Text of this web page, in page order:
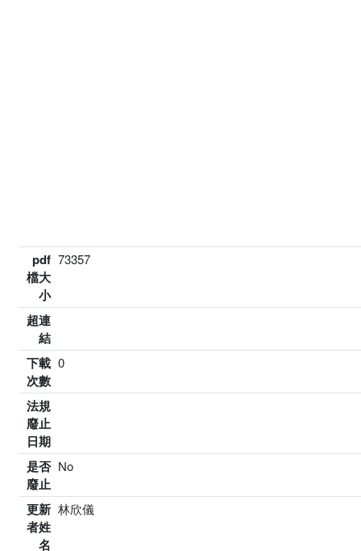
pdf
檔大
小
73357
超連
結
下載
次數
0
法規
廢止
日期
是否
廢止
No
更新
者姓
名
林欣儀